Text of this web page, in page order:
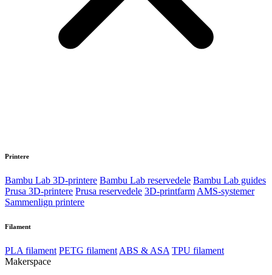
Printere
Bambu Lab 3D-printere Bambu Lab reservedele Bambu Lab guides
Prusa 3D-printere Prusa reservedele 3D-printfarm AMS-systemer
Sammenlign printere
Filament
PLA filament PETG filament ABS & ASA TPU filament
Makerspace